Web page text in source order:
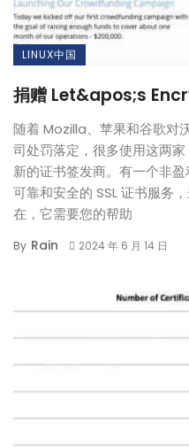
LINUX中国
捐赠 Let&apos;s
随着 Mozilla、苹果和谷歌
司处罚落定，很多使用这两
新的证书签发商。有一个非盈
可靠和安全的 SSL 证书服务
在，它需要您的帮助
By Rain 2024 年 6 月 14 日